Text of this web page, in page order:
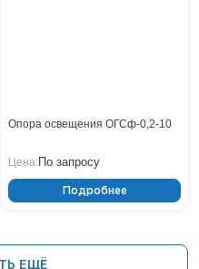
Опора освещения ОГСф-0,2-10
Цена:По запросу
Подробнее
ЕЩЁ